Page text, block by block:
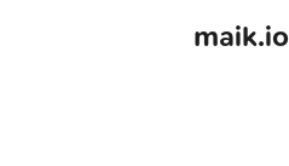
maik.io